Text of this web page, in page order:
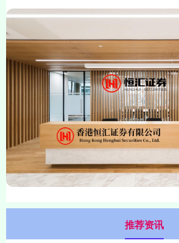
推荐资讯